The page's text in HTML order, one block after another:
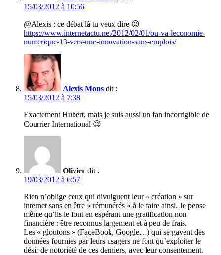
15/03/2012 à 10:56
@Alexis : ce débat là tu veux dire 😉
https://www.internetactu.net/2012/02/01/ou-va-leconomie-
numerique-13-vers-une-innovation-sans-emplois/
Alexis Mons dit :
15/03/2012 à 7:38
Exactement Hubert, mais je suis aussi un fan incorrigible de
Courrier International 😉
Olivier dit :
19/03/2012 à 6:57
Rien n’oblige ceux qui divulguent leur « création » sur
internet sans en être « rémunérés » à le faire ainsi. Je pense
même qu’ils le font en espérant une gratification non
financière : être reconnus largement et à peu de frais.
Les « gloutons » (FaceBook, Google…) qui se gavent des
données fournies par leurs usagers ne font qu’exploiter le
désir de notoriété de ces derniers, avec leur consentement.